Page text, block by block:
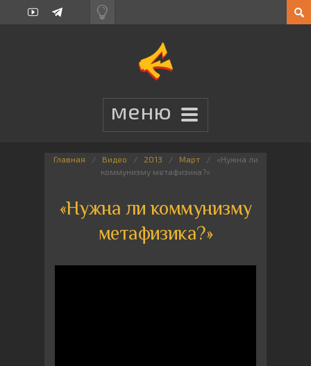
Главная Видео 2013 Март
«Нужна ли
коммунизму метафизика?»
«Нужна ли коммунизму
метафизика?»